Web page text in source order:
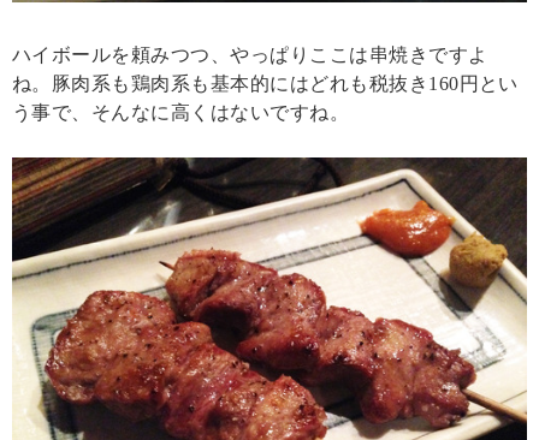
ハイボールを頼みつつ、やっぱりここは串焼きですよ
ね。豚肉系も鶏肉系も基本的にはどれも税抜き160円とい
う事で、そんなに高くはないですね。